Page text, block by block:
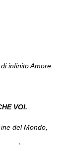
infinito Amore
VOI.
del Mondo,